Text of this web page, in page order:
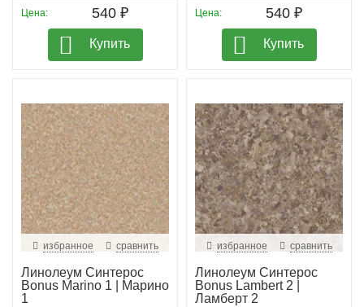
Цена: 540 ₽
Купить
Цена: 540 ₽
Купить
избранное сравнить
Линолеум Синтерос
Bonus Marino 1 | Марино
1
избранное сравнить
Линолеум Синтерос
Bonus Lambert 2 |
Ламберт 2